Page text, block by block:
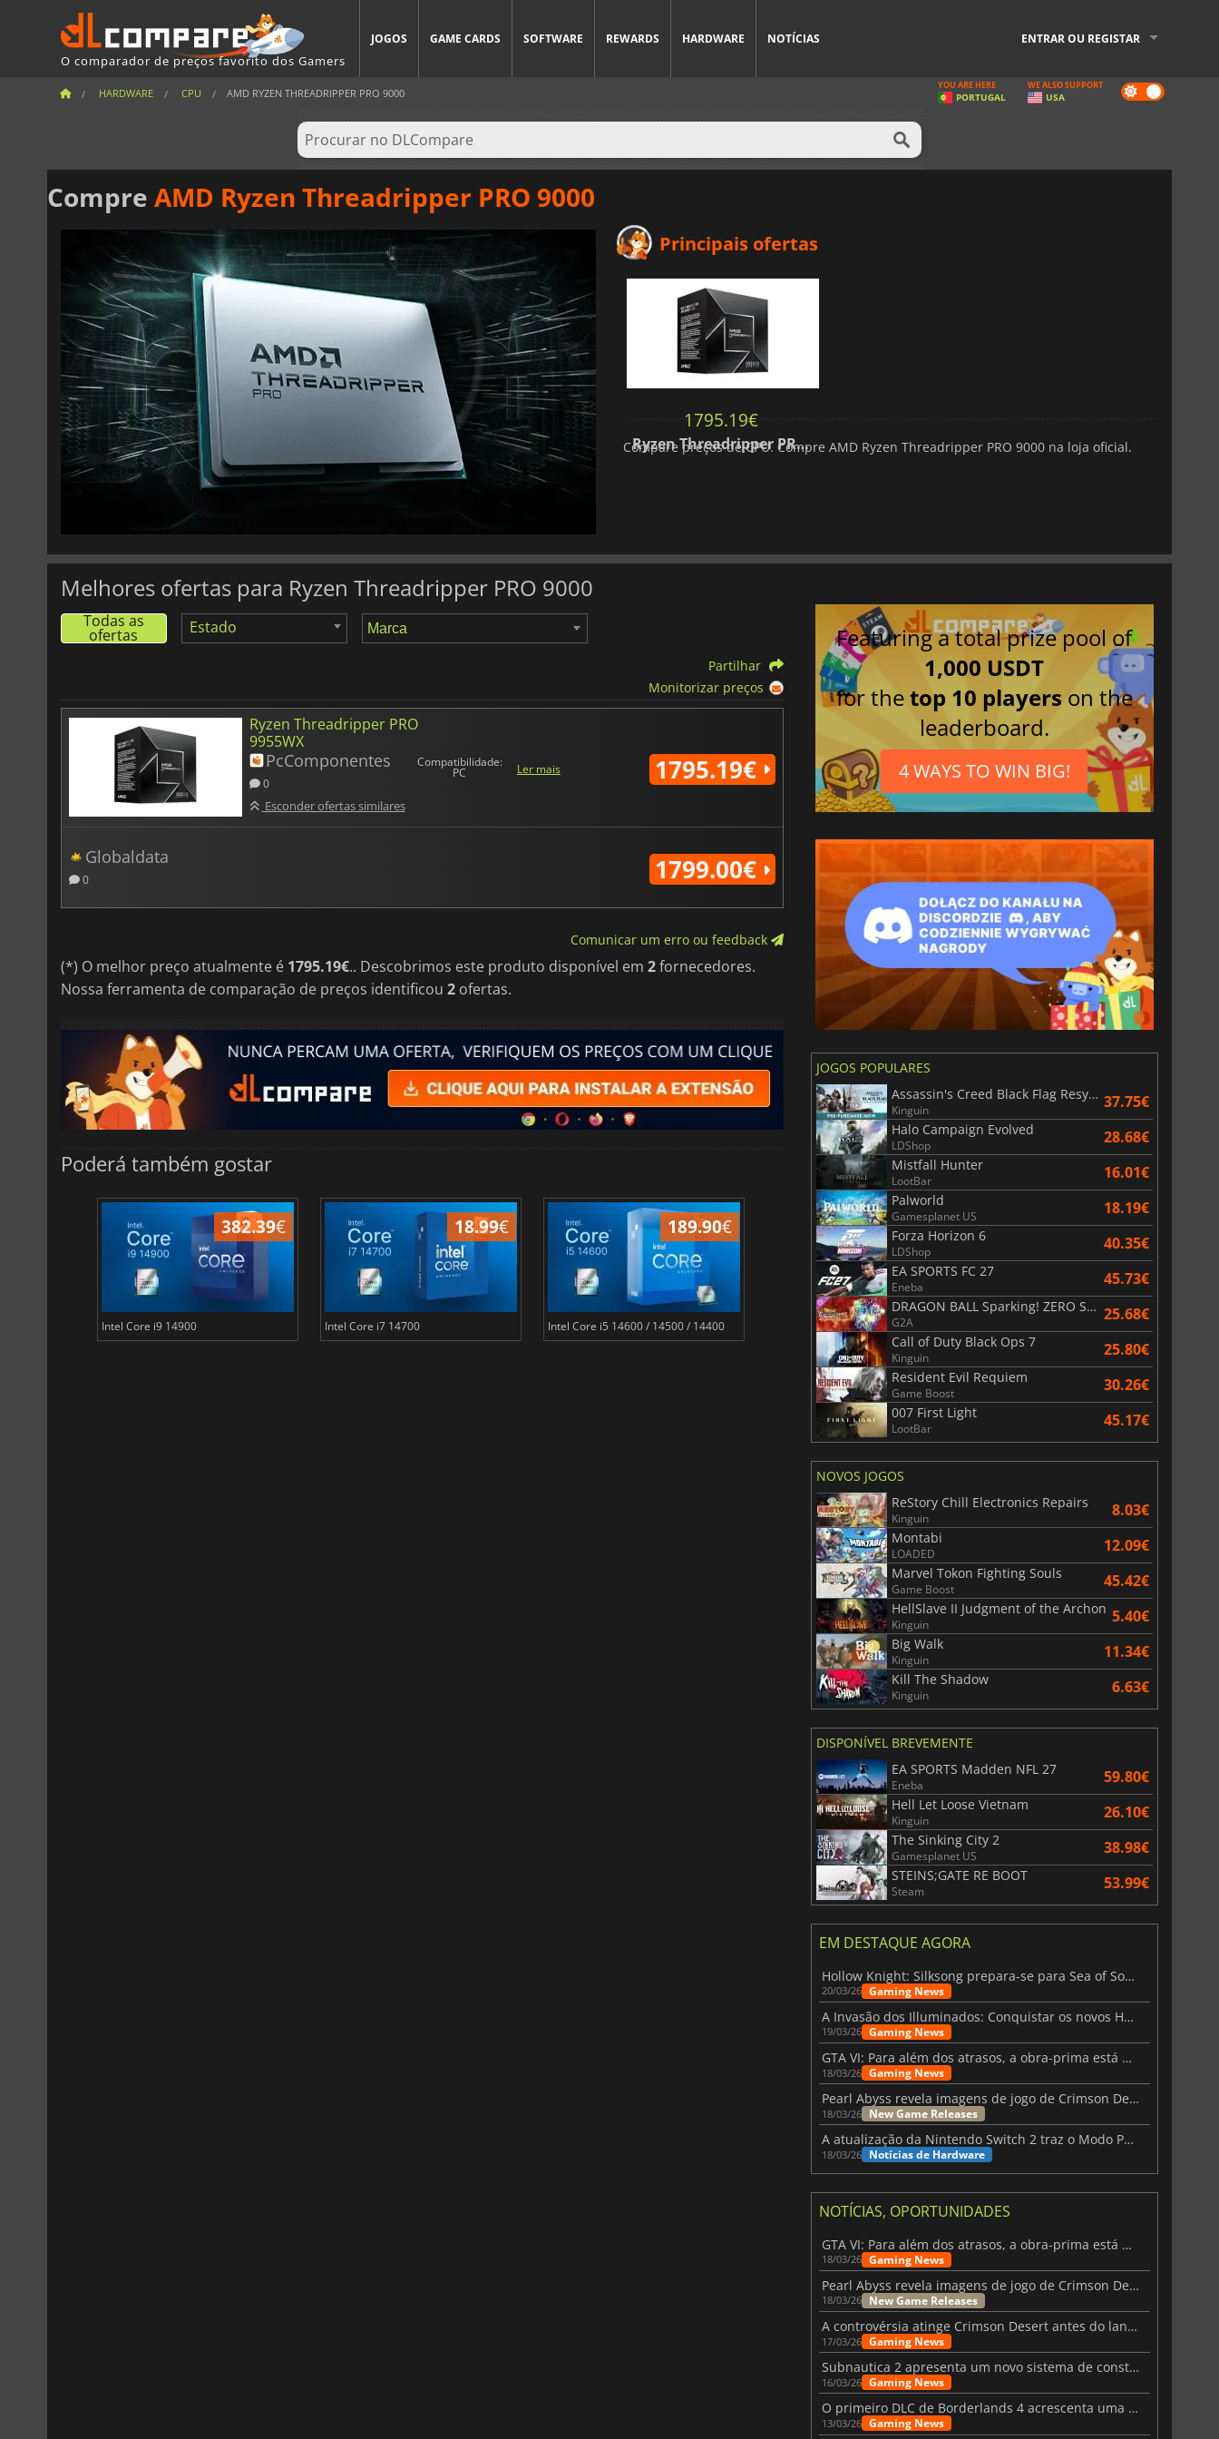
O comparador de preços favorito dos Gamers
JOGOS GAME CARDS SOFTWARE REWARDS HARDWARE NOTÍCIAS ENTRAR OU REGISTAR
HARDWARE CPU AMD RYZEN THREADRIPPER PRO 9000 Dark
mode
YOU ARE HERE
PORTUGAL
WE ALSO SUPPORT
USA
Compre AMD Ryzen Threadripper PRO 9000
Principais ofertas
1795.19€
Ryzen Threadripper PRO 9955WX
Compare preços de CPU. Compre AMD Ryzen Threadripper PRO 9000 na loja oficial.
Melhores ofertas para Ryzen Threadripper PRO 9000
Todas as
ofertas Estado
Partilhar
Monitorizar preços
Ryzen Threadripper PRO
9955WX
PcComponentes
0
Esconder ofertas similares
Compatibilidade:
PC Ler mais 1795.19€
Globaldata
0 1799.00€
Comunicar um erro ou feedback
(*) O melhor preço atualmente é 1795.19€.. Descobrimos este produto disponível em 2fornecedores.
Nossa ferramenta de comparação de preços identificou 2 ofertas.
Poderá também gostar
382.39€
Intel Core i9 14900
18.99€
Intel Core i7 14700
189.90€
Intel Core i5 14600 / 14500 / 14400
500.00€
Intel Core i9 13900
349.50
Featuring a total prize pool of
1,000 USDT
for thetop 10 players on the
leaderboard.
4 WAYS TO WIN BIG!
JOGOS POPULARES
Assassin's Creed Black Flag Resynced
Kinguin 37.75€
Halo Campaign Evolved
LDShop 28.68€
Mistfall Hunter
LootBar 16.01€
Palworld
Gamesplanet US 18.19€
Forza Horizon 6
LDShop 40.35€
EA SPORTS FC 27
Eneba 45.73€
DRAGON BALL Sparking! ZERO Super Limit Breaking NEO
G2A 25.68€
Call of Duty Black Ops 7
Kinguin 25.80€
Resident Evil Requiem
Game Boost 30.26€
007 First Light
LootBar 45.17€
NOVOS JOGOS
ReStory Chill Electronics Repairs
Kinguin 8.03€
Montabi
LOADED 12.09€
Marvel Tokon Fighting Souls
Game Boost 45.42€
HellSlave II Judgment of the Archon
Kinguin 5.40€
Big Walk
Kinguin 11.34€
Kill The Shadow
Kinguin 6.63€
DISPONÍVEL BREVEMENTE
EA SPORTS Madden NFL 27
Eneba 59.80€
Hell Let Loose Vietnam
Kinguin 26.10€
The Sinking City 2
Gamesplanet US 38.98€
STEINS;GATE RE BOOT
Steam 53.99€
EM DESTAQUE AGORA
Hollow Knight: Silksong prepara-se para Sea of Sorrow com um patch
20/03/26 Gaming News
A Invasão dos Illuminados: Conquistar os novos Helldivers 2 Atualização!
19/03/26 Gaming News
GTA VI: Para além dos atrasos, a obra-prima está quase a chegar
18/03/26 Gaming News
Pearl Abyss revela imagens de jogo de Crimson Desert para a PS5
18/03/26 New Game Releases
A atualização da Nintendo Switch 2 traz o Modo Portátil aos jogos mais antigos da Switch
18/03/26 Notícias de Hardware
NOTÍCIAS, OPORTUNIDADES
GTA VI: Para além dos atrasos, a obra-prima está quase a chegar
18/03/26 Gaming News
Pearl Abyss revela imagens de jogo de Crimson Desert para a PS5
18/03/26 New Game Releases
A controvérsia atinge Crimson Desert antes do lançamento
17/03/26 Gaming News
Subnautica 2 apresenta um novo sistema de construção de bases
16/03/26 Gaming News
O primeiro DLC de Borderlands 4 acrescenta uma nova personagem e muito mais
13/03/26 Gaming News